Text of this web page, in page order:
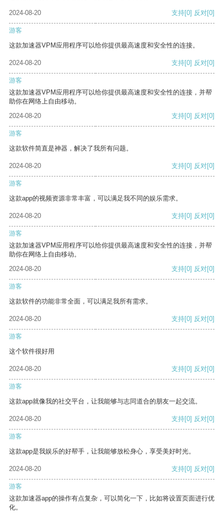
2024-08-20 支持[0] 反对[0]
游客
这款加速器VPM应用程序可以给你提供最高速度和安全性的连接。
2024-08-20 支持[0] 反对[0]
游客
这款加速器VPM应用程序可以给你提供最高速度和安全性的连接，并帮
助你在网络上自由移动。
2024-08-20
支持[0] 反对[0]
游客
这款软件简直是神器，解决了我所有问题。
2024-08-20 支持[0] 反对[0]
游客
这款app的视频资源非常丰富，可以满足我不同的娱乐需求。
2024-08-20 支持[0] 反对[0]
游客
这款加速器VPM应用程序可以给你提供最高速度和安全性的连接，并帮
助你在网络上自由移动。
2024-08-20
支持[0] 反对[0]
游客
这款软件的功能非常全面，可以满足我所有需求。
2024-08-20 支持[0] 反对[0]
游客
这个软件很好用
2024-08-20 支持[0] 反对[0]
游客
这款app就像我的社交平台，让我能够与志同道合的朋友一起交流。
2024-08-20 支持[0] 反对[0]
游客
这款app是我娱乐的好帮手，让我能够放松身心，享受美好时光。
2024-08-20 支持[0] 反对[0]
游客
这款加速器app的操作有点复杂，可以简化一下，比如将设置页面进行优
化。